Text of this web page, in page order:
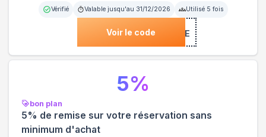
Vérifié Valable jusqu'au 31/12/2026 Utilisé 5 fois
Voir le code***TMINUTE
bon plan
5% de remise sur votre réservation sans
minimum d'achat
5%